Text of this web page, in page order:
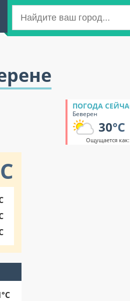
ПОГОДА
Беверен
30°C
Ощущается как: